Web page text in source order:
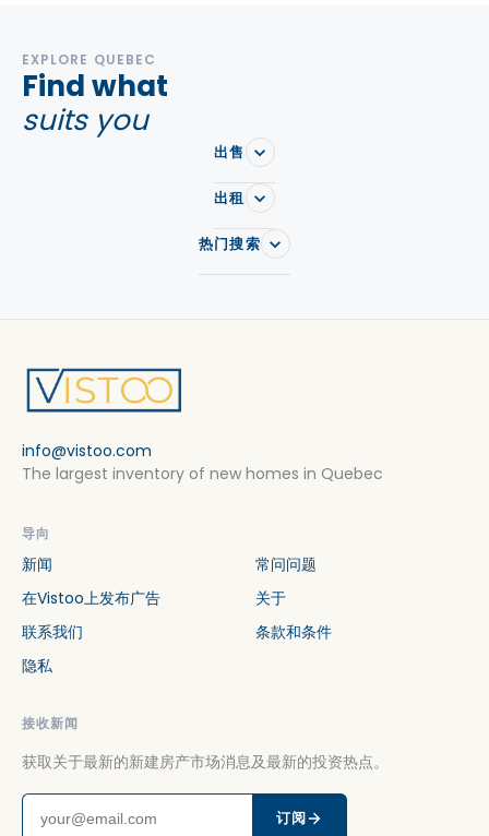
EXPLORE QUEBEC
Find what
suits you
出售
出租
热门搜索
info@vistoo.com
The largest inventory of new homes in Quebec
导向
新闻
常问问题
在Vistoo上发布广告
关于
联系我们
条款和条件
隐私
接收新闻
获取关于最新的新建房产市场消息及最新的投资热点。
订阅